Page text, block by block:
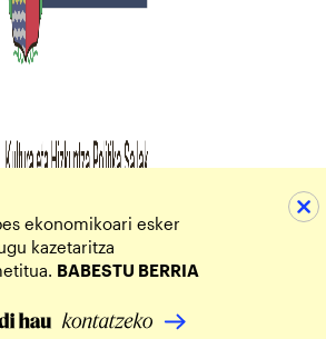
ekonomikoari esker
kazetaritza
BABESTU BERRIA